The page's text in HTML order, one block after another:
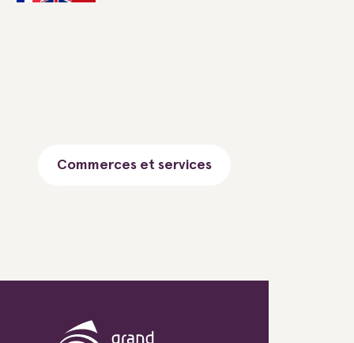
Commerces et services